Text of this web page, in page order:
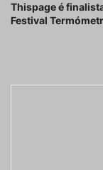
Thispage é
Festival